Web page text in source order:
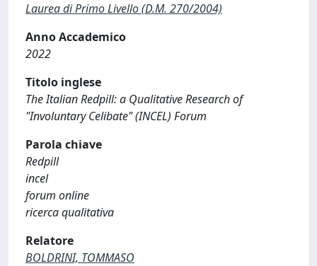
Laurea di Primo Livello (D.M. 270/2004)
Anno Accademico
2022
Titolo inglese
The Italian Redpill: a Qualitative Research of
"Involuntary Celibate" (INCEL) Forum
Parola chiave
Redpill
incel
forum online
ricerca qualitativa
Relatore
BOLDRINI, TOMMASO